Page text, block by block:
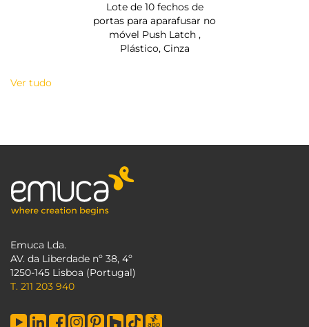
Lote de 10 fechos de
portas para aparafusar no
móvel Push Latch ,
Plástico, Cinza
Ver tudo
Emuca Lda.
AV. da Liberdade nº 38, 4º
1250-145 Lisboa (Portugal)
T. 211 203 940